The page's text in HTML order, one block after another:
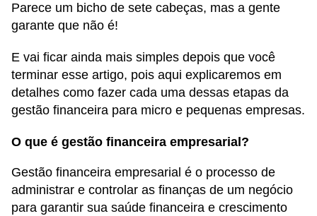
Parece um bicho de sete cabeças, mas a gente
garante que não é!
E vai ficar ainda mais simples depois que você
terminar esse artigo, pois aqui explicaremos em
detalhes como fazer cada uma dessas etapas da
gestão financeira para micro e pequenas empresas.
O que é gestão financeira empresarial?
Gestão financeira empresarial é o processo de
administrar e controlar as finanças de um negócio
para garantir sua saúde financeira e crescimento